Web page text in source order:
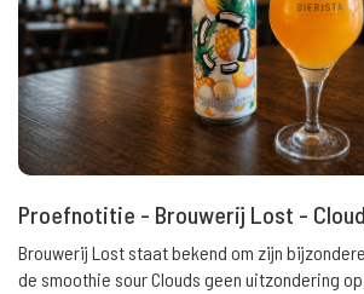
Proefnotitie - Brouwerij Lost -
Brouwerij Lost staat bekend om zijn
de smoothie sour Clouds geen uitzondering